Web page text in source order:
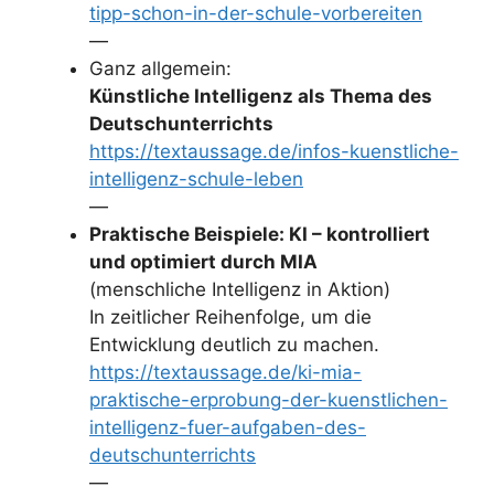
tipp-schon-in-der-schule-vorbereiten
—
Ganz allgemein:
Künstliche Intelligenz als Thema des
Deutschunterrichts
https://textaussage.de/infos-kuenstliche-
intelligenz-schule-leben
—
Praktische Beispiele: KI – kontrolliert
und optimiert durch MIA
(menschliche Intelligenz in Aktion)
In zeitlicher Reihenfolge, um die
Entwicklung deutlich zu machen.
https://textaussage.de/ki-mia-
praktische-erprobung-der-kuenstlichen-
intelligenz-fuer-aufgaben-des-
deutschunterrichts
—